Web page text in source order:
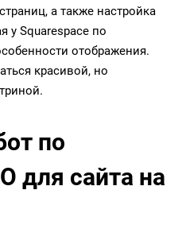
а также настройка
у Squarespace по
отображения.
красивой, но
по
для сайта на